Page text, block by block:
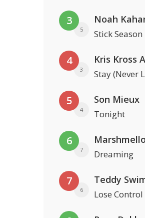
3
5
Noah
Stick Season
4
3 Stay (Never
5
4
Son Mieux
Tonight
6
7 Dreaming
7
6
Teddy
Lose Control